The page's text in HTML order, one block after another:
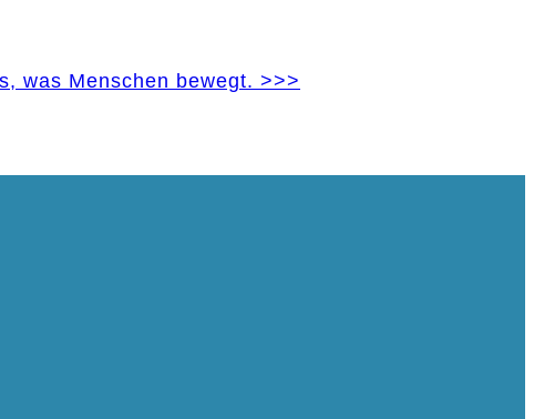
was Menschen bewegt. >>>